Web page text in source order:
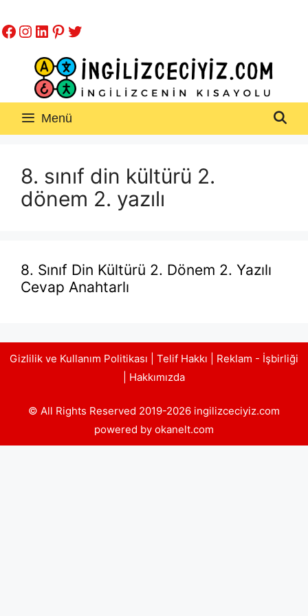
atla
Facebook
Instagram
LinkedIn
Pinterest
Twitter
Menü
8. sınıf din kültürü 2.
dönem 2. yazılı
8. Sınıf Din Kültürü 2. Dönem 2. Yazılı
Cevap Anahtarlı
Gizlilik ve Kullanım Politikası Telif Hakkı
Reklam - İşbirliği
Hakkımızda
© All Rights Reserved 2019-2026 ingilizceciyiz.com
powered by okanelt.com